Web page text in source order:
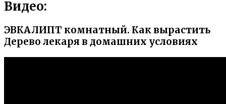
Видео:
ЭВКАЛИПТ комнатный. Как вырастить
Дерево лекаря в домашних условиях